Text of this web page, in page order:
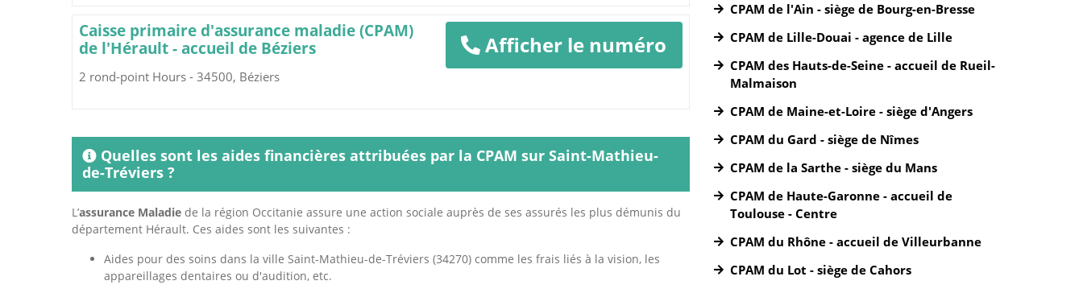
Caisse primaire d'assurance maladie (CPAM)
de l'Hérault - accueil de Béziers
2 rond-point Hours - 34500, Béziers
Afficher le numéro
Quelles sont les aides financières attribuées par la CPAM sur Saint-Mathieu-
de-Tréviers ?
L’assurance Maladie de la région Occitanie assure une action sociale auprès de ses assurés les plus démunis du
département Hérault. Ces aides sont les suivantes :
Aides pour des soins dans la ville Saint-Mathieu-de-Tréviers (34270) comme les frais liés à la vision, les
appareillages dentaires ou d'audition, etc.
CPAM de l'Ain - siège de Bourg-en-Bresse
CPAM de Lille-Douai - agence de Lille
CPAM des Hauts-de-Seine - accueil de Rueil-
Malmaison
CPAM de Maine-et-Loire - siège d'Angers
CPAM du Gard - siège de Nîmes
CPAM de la Sarthe - siège du Mans
CPAM de Haute-Garonne - accueil de
Toulouse - Centre
CPAM du Rhône - accueil de Villeurbanne
CPAM du Lot - siège de Cahors